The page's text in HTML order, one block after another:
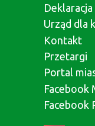
Urząd dla
Kontakt
Przetargi
Portal
Facebook
Facebook